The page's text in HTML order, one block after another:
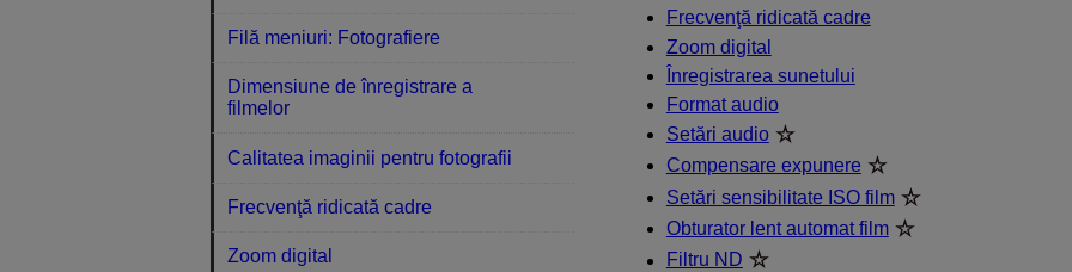
Frecvenţă ridicată cadre
Zoom digital
Înregistrarea sunetului
Format audio
Setări audio
Compensare expunere
Setări sensibilitate ISO film
Obturator lent automat film
Filtru ND
Filă meniuri: Fotografiere
Dimensiune de înregistrare a
filmelor
Calitatea imaginii pentru fotografii
Frecvenţă ridicată cadre
Zoom digital